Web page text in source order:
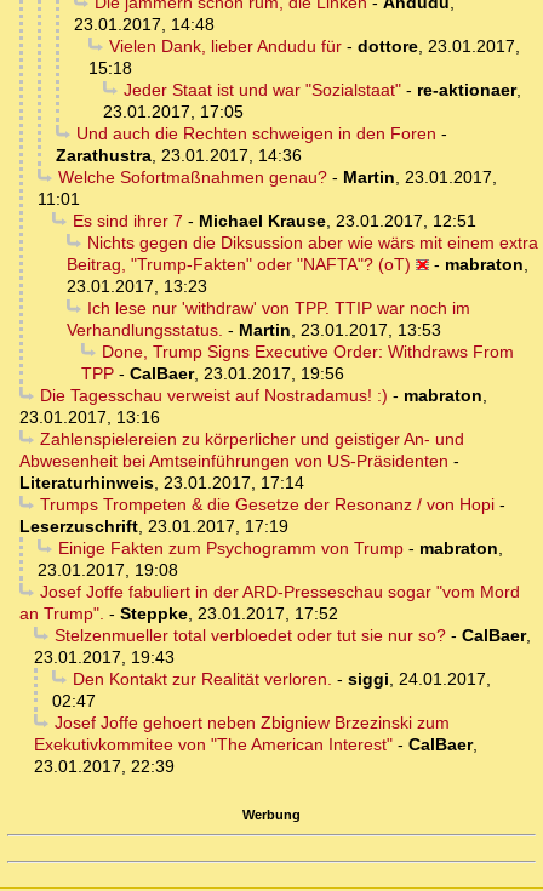
23.01.2017, 14:48
Vielen Dank, lieber Andudu für- dottore, 23.01.2017,
15:18
Jeder Staat ist und war "Sozialstaat"- re-aktionaer,
23.01.2017, 17:05
Und auch die Rechten schweigen in den Foren -
Zarathustra, 23.01.2017, 14:36
Welche Sofortmaßnahmen genau?- Martin, 23.01.2017,
11:01
Es sind ihrer 7 - Michael Krause, 23.01.2017, 12:51
Nichts gegen die Diksussion aber wie wärs mit einem extra
Beitrag, "Trump-Fakten" oder "NAFTA"? (oT)
- mabraton,
23.01.2017, 13:23
Ich lese nur 'withdraw' von TPP. TTIP war noch im
Verhandlungsstatus. - Martin, 23.01.2017, 13:53
Done, Trump Signs Executive Order: Withdraws From
TPP - CalBaer, 23.01.2017, 19:56
Die Tagesschau verweist auf Nostradamus! :) - mabraton,
23.01.2017, 13:16
Zahlenspielereien zu körperlicher und geistiger An- und
Abwesenheit bei Amtseinführungen von US-Präsidenten -
Literaturhinweis, 23.01.2017, 17:14
Trumps Trompeten & die Gesetze der Resonanz / von Hopi-
Leserzuschrift, 23.01.2017, 17:19
Einige Fakten zum Psychogramm von Trump- mabraton,
23.01.2017, 19:08
Josef Joffe fabuliert in der ARD-Presseschau sogar "vom Mord
an Trump". - Steppke, 23.01.2017, 17:52
Stelzenmueller total verbloedet oder tut sie nur so?- CalBaer,
23.01.2017, 19:43
Den Kontakt zur Realität verloren. - siggi, 24.01.2017,
02:47
Josef Joffe gehoert neben Zbigniew Brzezinski zum
Exekutivkommitee von "The American Interest" - CalBaer,
23.01.2017, 22:39
Werbung